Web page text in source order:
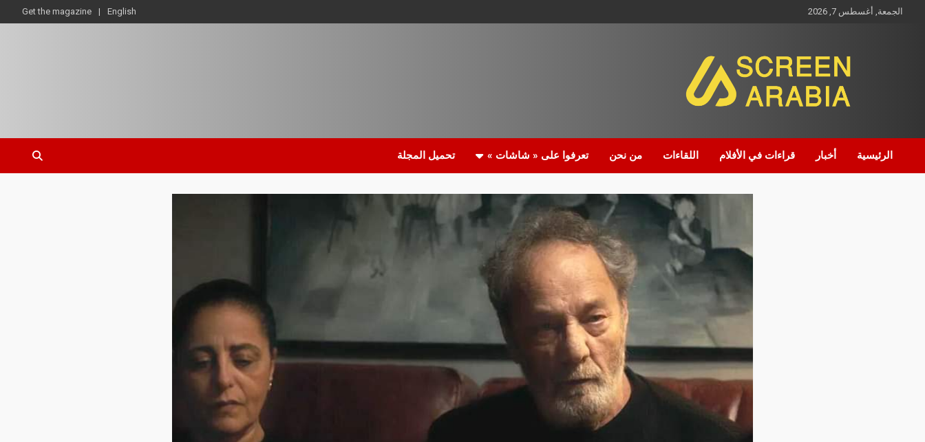
الجمعة, أغسطس 7, 2026 English
Get the magazine
Screen Arabia
الرئيسية أخبار قراءات في الأفلام اللقاءات من نحن تعرفوا على « شاشات » تحميل المجلة